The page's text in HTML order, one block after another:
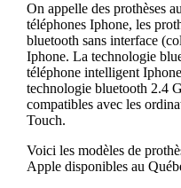
On appelle des prothèses
téléphones Iphone, les
bluetooth sans interface
Iphone. La technologie
téléphone intelligent
technologie bluetooth 2.4
compatibles avec les
Touch.
Voici les modèles de
Apple disponibles au